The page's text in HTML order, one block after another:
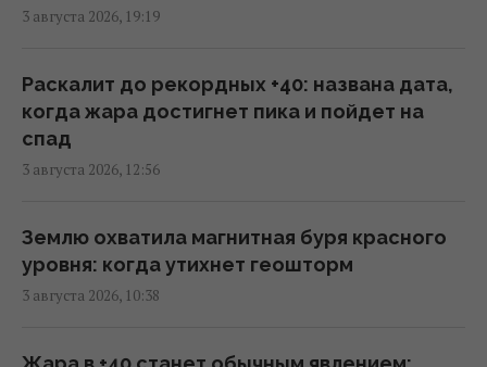
12:00 четверг, 06 августа 2026
Военное сотрудничество вышло на новый
уровень: РФ помогает Ирану определять
цели для ударов
11:44 четверг, 06 августа 2026
Трамп заявил об "огромных запасах"
средств ПВО в США
11:43 четверг, 06 августа 2026
Число вылетов авиации НАТО из-за угрозы
3 августа 2026, 19:19
Раскалит до рекордных +40: названа дата,
когда жара достигнет пика и пойдет на
спад
3 августа 2026, 12:56
Землю охватила магнитная буря красного
уровня: когда утихнет геошторм
3 августа 2026, 10:38